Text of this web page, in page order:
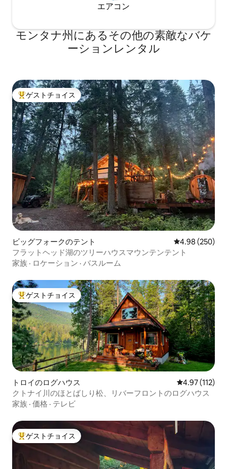
エアコン
モンタナ州にあるその他の素敵なバケ
ーションレンタル
大好評のゲストチョイスです。
ゲストチョイス
ビッグフォークのテント レビュー250
4.98 (250)
フラットヘッド湖のツリーハウスマウンテンテント
家族 · ロケーション · バスルーム
大好評のゲストチョイスです。
ゲストチョイス
トロイのログハウス レビュー112
4.97 (112)
クトナイ川のほとばしり松、リバーフロントのログハウス
家族 · 価格 · テレビ
大好評のゲストチョイスです。
ゲストチョイス